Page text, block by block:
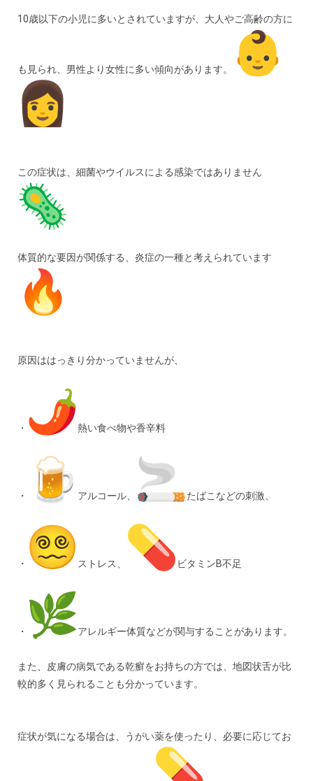
10歳以下の小児に多いとされていますが、大人やご高齢の方に
も見られ、男性より女性に多い傾向があります。
この症状は、細菌やウイルスによる感染ではありません
体質的な要因が関係する、炎症の一種と考えられています
原因ははっきり分かっていませんが、
・ 熱い食べ物や香辛料
・ アルコール、 たばこなどの刺激、
・ ストレス、 ビタミンB不足
・ アレルギー体質などが関与することがあります。
また、皮膚の病気である乾癬をお持ちの方では、地図状舌が比
較的多く見られることも分かっています。
症状が気になる場合は、うがい薬を使ったり、必要に応じてお